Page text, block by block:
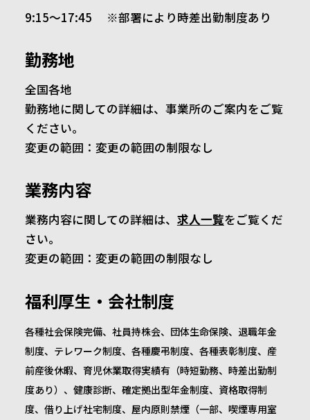
9:15～17:45 ※部署により時差出勤制度あり
勤務地
全国各地
勤務地に関しての詳細は、事業所のご案内をご覧
ください。
変更の範囲：変更の範囲の制限なし
業務内容
業務内容に関しての詳細は、 求人一覧をご覧くだ
さい。
変更の範囲：変更の範囲の制限なし
福利厚生・会社制度
各種社会保険完備、社員持株会、団体生命保険、退職年金
制度、テレワーク制度、各種慶弔制度、各種表彰制度、産
前産後休暇、育児休業取得実績有（時短勤務、時差出勤制
度あり）、健康診断、確定拠出型年金制度、資格取得制
度、借り上げ社宅制度、屋内原則禁煙（一部、喫煙専用室